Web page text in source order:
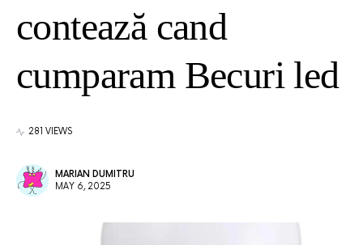
contează cand
cumparam Becuri led
281 VIEWS
MARIAN DUMITRU
MAY 6, 2025